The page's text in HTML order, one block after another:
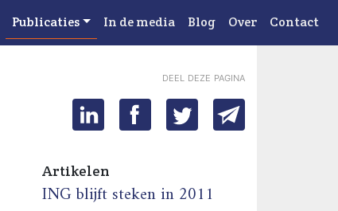
Publicaties In de media Blog Over Contact
deel deze pagina
Artikelen
ING blijft steken in 2011